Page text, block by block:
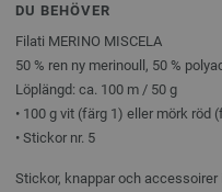
DU BEHÖVER
Filati MERINO MISCELA
50 % ren ny merinoull, 50 %
Löplängd: ca. 100 m / 50 g
• 100 g vit (färg 1) eller mörk röd
• Stickor nr. 5
Stickor, knappar och